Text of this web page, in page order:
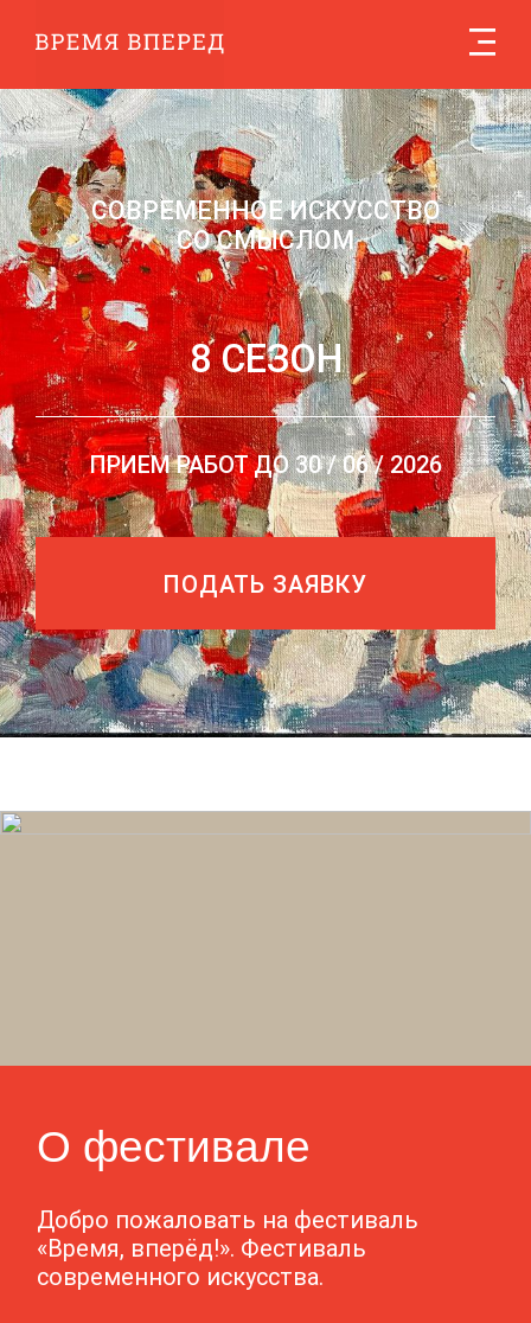
СОВРЕМЕННОЕ ИСКУССТВО
CО СМЫСЛОМ
8 СЕЗОН
ПРИЕМ РАБОТ ДО 30‍ / 06 / 2026
ПОДАТЬ ЗАЯВКУ
О фестивале
Добро пожаловать на фестиваль
«Время, вперёд!». Фестиваль
современного искусства.